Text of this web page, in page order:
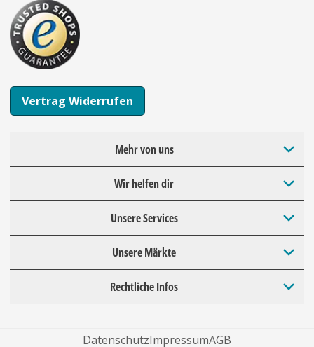
Vertrag Widerrufen
Mehr von uns
Wir helfen dir
Unsere Services
Unsere Märkte
Rechtliche Infos
DatenschutzImpressumAGB